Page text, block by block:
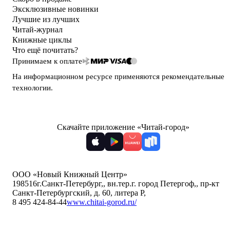
Эксклюзивные новинки
Лучшие из лучших
Читай-журнал
Книжные циклы
Что ещё почитать?
Принимаем к оплате
На информационном ресурсе применяются рекомендательные
технологии.
Скачайте приложение «Читай-город»
ООО «Новый Книжный Центр»
198516г.Санкт-Петербург,, вн.тер.г. город Петергоф,, пр-кт
Санкт-Петербургский, д. 60, литера Р,
8 495 424-84-44www.chitai-gorod.ru/